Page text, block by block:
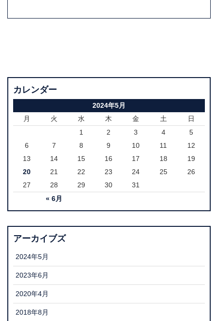
カレンダー
2024年5月
月
火 水 木 金 土 日
« 6月
1 2 3 4
5
6
7 8 9 10 11
12
13
14 15 16 17 18
19
20
21 22 23 24 25
26
27
28 29 30 31
アーカイブズ
2024年5月
2023年6月
2020年4月
2018年8月